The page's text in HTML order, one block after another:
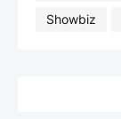
Showbiz